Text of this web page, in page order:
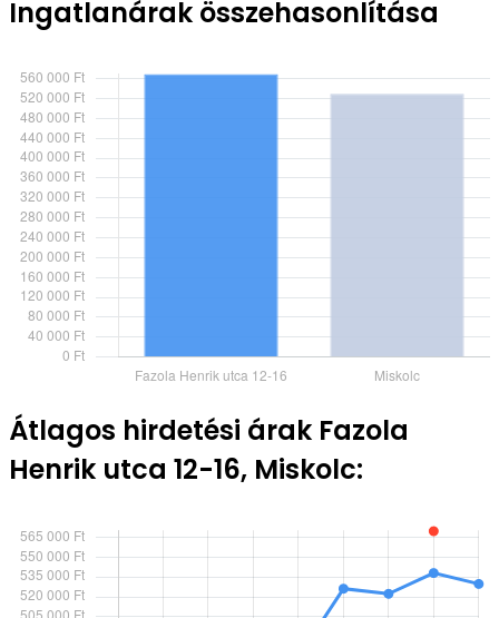
Ingatlanárak összehasonlítása
Átlagos hirdetési árak Fazola
Henrik utca 12-16, Miskolc: